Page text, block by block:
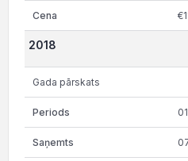
2018
Gada pārskats